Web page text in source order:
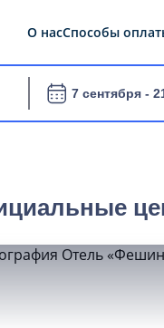
О насСпособы
7 сентября -